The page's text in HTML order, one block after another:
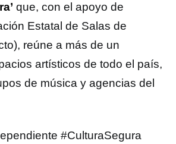
que, con el apoyo de
Estatal de Salas de
reúne a más de un
artísticos de todo el país,
de música y agencias del
#CulturaSegura